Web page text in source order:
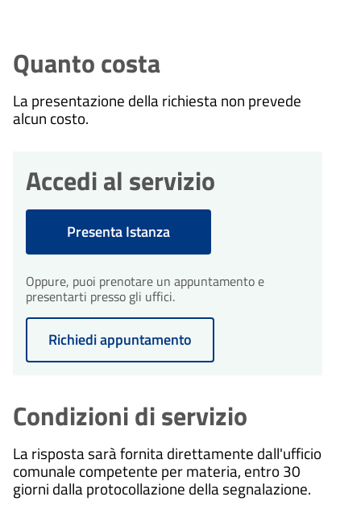
Quanto costa
La presentazione della richiesta non prevede
alcun costo.
Accedi al servizio
Presenta Istanza
Oppure, puoi prenotare un appuntamento e
presentarti presso gli uffici.
Richiedi appuntamento
Condizioni di servizio
La risposta sarà fornita direttamente dall'ufficio
comunale competente per materia, entro 30
giorni dalla protocollazione della segnalazione.